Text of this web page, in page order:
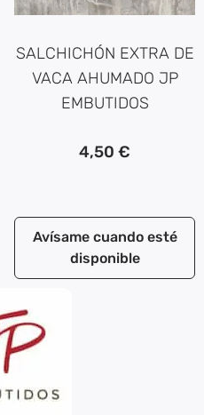
SALCHICHÓN EXTRA DE
VACA AHUMADO JP
EMBUTIDOS
4,50 €
Avísame cuando esté
disponible